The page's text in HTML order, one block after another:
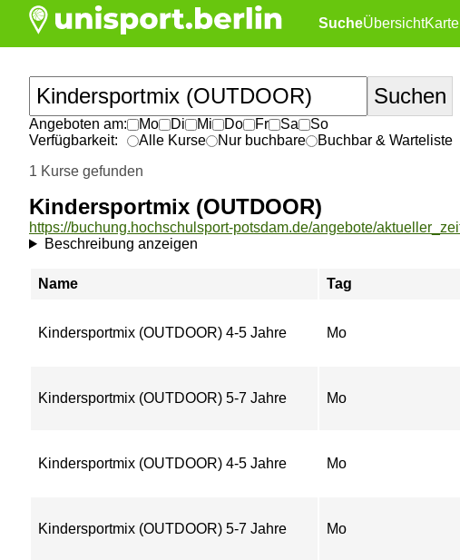
SucheÜbersichtKarte
Angeboten am: Mo Di Mi Do Fr Sa
So
Verfügbarkeit:
Alle Kurse Nur buchbare
Buchbar & Warteliste
1 Kurse gefunden
Kindersportmix (OUTDOOR)
Beschreibung anzeigen
Name Tag
Kindersportmix (OUTDOOR) 4-5 Jahre Mo
Kindersportmix (OUTDOOR) 5-7 Jahre Mo
Kindersportmix (OUTDOOR) 4-5 Jahre Mo
Kindersportmix (OUTDOOR) 5-7 Jahre Mo